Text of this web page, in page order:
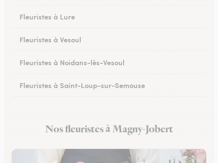
Fleuristes à Lure
Fleuristes à Vesoul
Fleuristes à Noidans-lès-Vesoul
Fleuristes à Saint-Loup-sur-Semouse
Fleuristes à Scey-sur-Saône-et-Saint-Albin
Nos fleuristes à Magny-Jobert